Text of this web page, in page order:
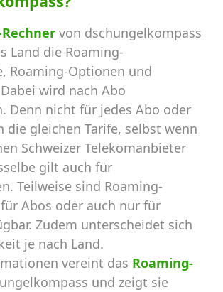
von dschungelkompass
Land die Roaming-
Roaming-Optionen und
wird nach Abo
Denn nicht für jedes Abo oder
die gleichen Tarife, selbst wenn
Schweizer Telekomanbieter
gilt auch für
Teilweise sind Roaming-
Abos oder auch nur für
Zudem unterscheidet sich
je nach Land.
vereint das Roaming-
und zeigt sie